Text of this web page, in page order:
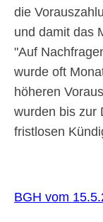
die
und damit das
Auf
wurde oft
höheren
wurden bis zur
fristlosen
BGH vom